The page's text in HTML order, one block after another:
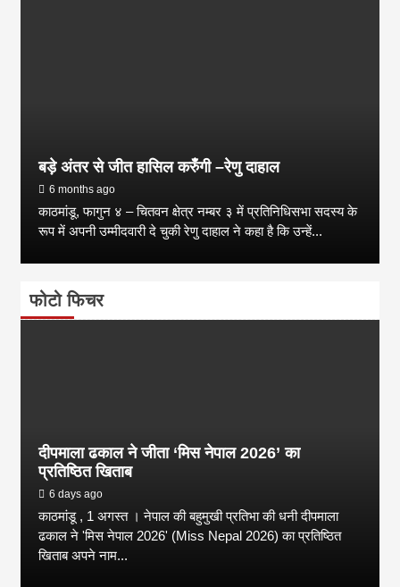
बड़े अंतर से जीत हासिल करुँंगी –रेणु दाहाल
6 months ago
काठमांडू, फागुन ४ – चितवन क्षेत्र नम्बर ३ में प्रतिनिधिसभा सदस्य के
रूप में अपनी उम्मीदवारी दे चुकी रेणु दाहाल ने कहा है कि उन्हें...
फोटो फिचर
दीपमाला ढकाल ने जीता ‘मिस नेपाल 2026’ का
प्रतिष्ठित खिताब
6 days ago
काठमांडू , 1 अगस्त । नेपाल की बहुमुखी प्रतिभा की धनी दीपमाला
ढकाल ने 'मिस नेपाल 2026' (Miss Nepal 2026) का प्रतिष्ठित
खिताब अपने नाम...